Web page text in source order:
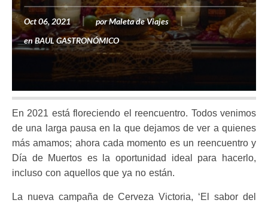
Oct 06, 2021 porMaleta de Viajes
enBAUL GASTRONÓMICO
En 2021 está floreciendo el reencuentro. Todos venimos
de una larga pausa en la que dejamos de ver a quienes
más amamos; ahora cada momento es un reencuentro y
Día de Muertos es la oportunidad ideal para hacerlo,
incluso con aquellos que ya no están.
La nueva campaña de Cerveza Victoria, ‘El sabor del